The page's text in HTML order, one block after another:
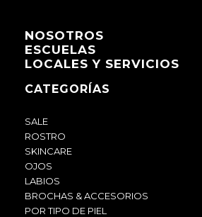
NOSOTROS
ESCUELAS
LOCALES Y SERVICIOS
CATEGORÍAS
SALE
ROSTRO
SKINCARE
OJOS
LABIOS
BROCHAS & ACCESORIOS
POR TIPO DE PIEL